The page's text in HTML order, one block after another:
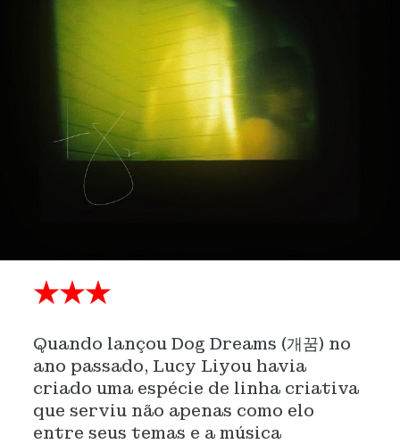
★★★
Quando lançou Dog Dreams (개꿈) no
ano passado, Lucy Liyou havia
criado uma espécie de linha criativa
que serviu não apenas como elo
entre seus temas e a música